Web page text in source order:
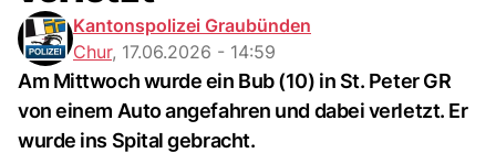
Kantonspolizei Graubünden
Chur, 17.06.2026 - 14:59
Am Mittwoch wurde ein Bub (10) in St. Peter GR
von einem Auto angefahren und dabei verletzt. Er
wurde ins Spital gebracht.